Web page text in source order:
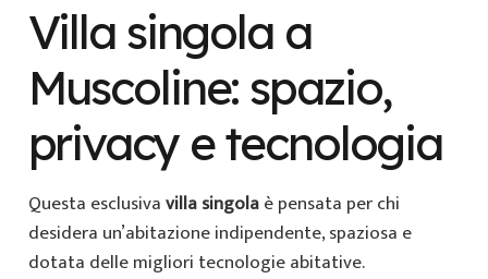
Villa singola a
Muscoline: spazio,
privacy e tecnologia
Questa esclusivavilla singolaè pensata per chi
desidera un’abitazione indipendente, spaziosa e
dotata delle migliori tecnologie abitative.